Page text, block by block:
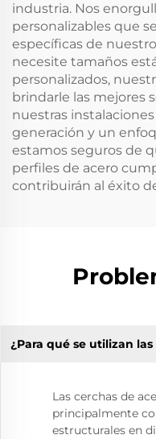
industria. Nos
personalizables que
específicas de
necesite tamaños
personalizados,
brindarle las mejores
nuestras
generación y un
estamos seguros de
perfiles de acero
contribuirán al éxito
¿Para qué se utilizan
Las cerchas de
principalmente
estructurales en